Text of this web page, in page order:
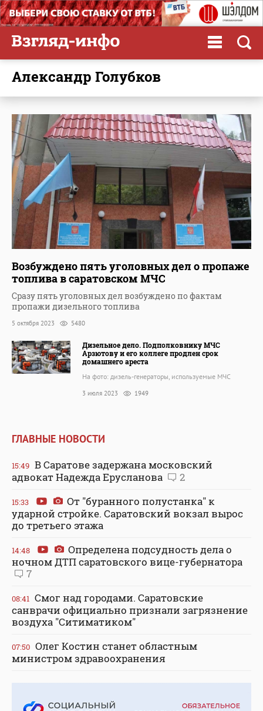
Александр Голубков
Возбуждено пять уголовных дел о пропаже
топлива в саратовском МЧС
Сразу пять уголовных дел возбуждено по фактам
пропажи дизельного топлива
5 октября 2023 5480
Дизельное дело. Подполковнику МЧС
Арзютову и его коллеге продлен срок
домашнего ареста
На фото: дизель-генераторы, используемые МЧС
3 июля 2023 1949
ГЛАВНЫЕ НОВОСТИ
15:49 В Саратове задержана московский
адвокат Надежда Ерусланова
2
15:33
От "буранного полустанка" к
ударной стройке. Саратовский вокзал вырос
до третьего этажа
14:48
Определена подсудность дела о
ночном ДТП саратовского вице-губернатора
7
08:41 Смог над городами. Саратовские
санврачи официально признали загрязнение
воздуха "Ситиматиком"
07:50 Олег Костин станет областным
министром здравоохранения